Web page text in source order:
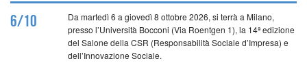
6/10
Da martedì 6 a giovedì 8 ottobre 2026, si terrà a Milano,
presso l’Università Bocconi (Via Roentgen 1), la 14ª edizione
del Salone della CSR (Responsabilità Sociale d’Impresa) e
dell’Innovazione Sociale.